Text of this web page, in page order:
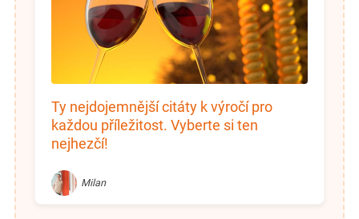
Ty nejdojemnější citáty k výročí pro
každou příležitost. Vyberte si ten
nejhezčí!
Milan